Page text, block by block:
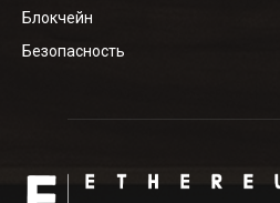
Блокчейн
Безопасность